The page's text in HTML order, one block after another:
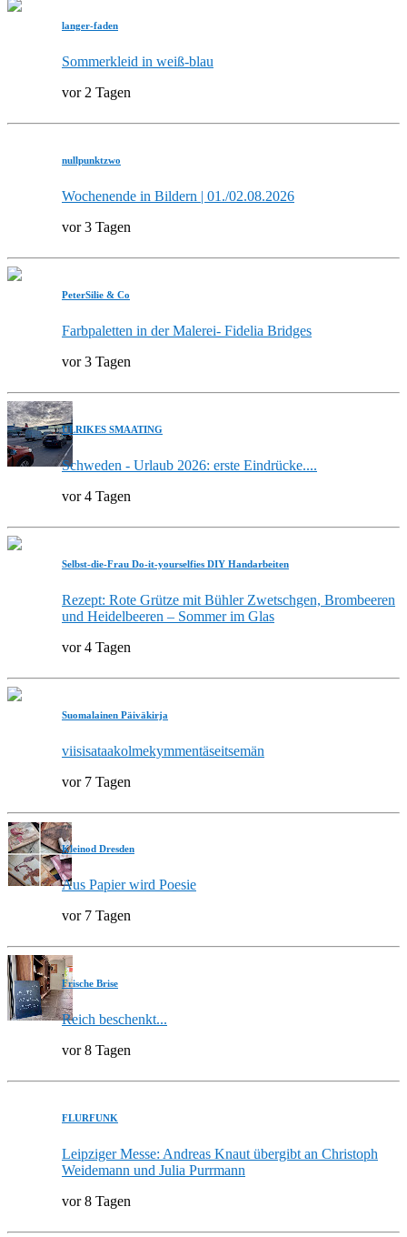
langer-faden
Sommerkleid in weiß-blau
vor 2 Tagen
nullpunktzwo
Wochenende in Bildern | 01./02.08.2026
vor 3 Tagen
PeterSilie & Co
Farbpaletten in der Malerei- Fidelia Bridges
vor 3 Tagen
ULRIKES SMAATING
Schweden - Urlaub 2026: erste Eindrücke....
vor 4 Tagen
Selbst-die-Frau Do-it-yourselfies DIY Handarbeiten
Rezept: Rote Grütze mit Bühler Zwetschgen, Brombeeren
und Heidelbeeren – Sommer im Glas
vor 4 Tagen
Suomalainen Päiväkirja
viisisataakolmekymmentäseitsemän
vor 7 Tagen
Kleinod Dresden
Aus Papier wird Poesie
vor 7 Tagen
Frische Brise
Reich beschenkt...
vor 8 Tagen
FLURFUNK
Leipziger Messe: Andreas Knaut übergibt an Christoph
Weidemann und Julia Purrmann
vor 8 Tagen